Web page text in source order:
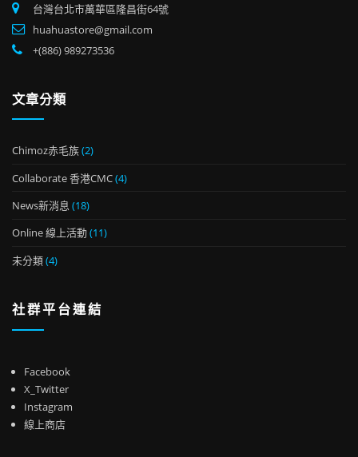
台灣台北市萬華區隆昌街64號
huahuastore@gmail.com
+(886) 989273536
文章分類
Chimoz赤毛族(2)
Collaborate 香港CMC(4)
News新消息 (18)
Online 線上活動(11)
未分類(4)
社群平台連結
Facebook
X_Twitter
Instagram
線上商店